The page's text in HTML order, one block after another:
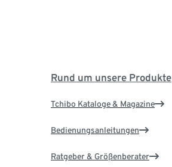
Rund um unsere Produkte
Tchibo Kataloge & Magazine
Bedienungsanleitungen
Ratgeber & Größenberater